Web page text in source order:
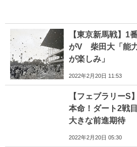
【東京新馬戦】1
がV 柴田大「能
が楽しみ」
2022年2月20日 11:53
【フェブラリー
本命！ダート2戦
大きな前進期待
2022年2月20日 05:30